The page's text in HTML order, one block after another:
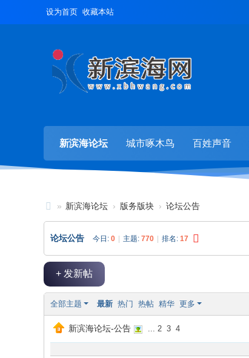
设为首页 收藏本站
新滨海论坛 城市啄木鸟 百姓声音
新
滨
海
坛
» 新滨海论坛 › 版务版块 › 论坛公告
论坛公告 今日: 0 主题: 770 排名: 17
+ 发新帖
全部主题 最新 热门 热帖 精华 更多
新滨海论坛-公告 ... 2 3 4